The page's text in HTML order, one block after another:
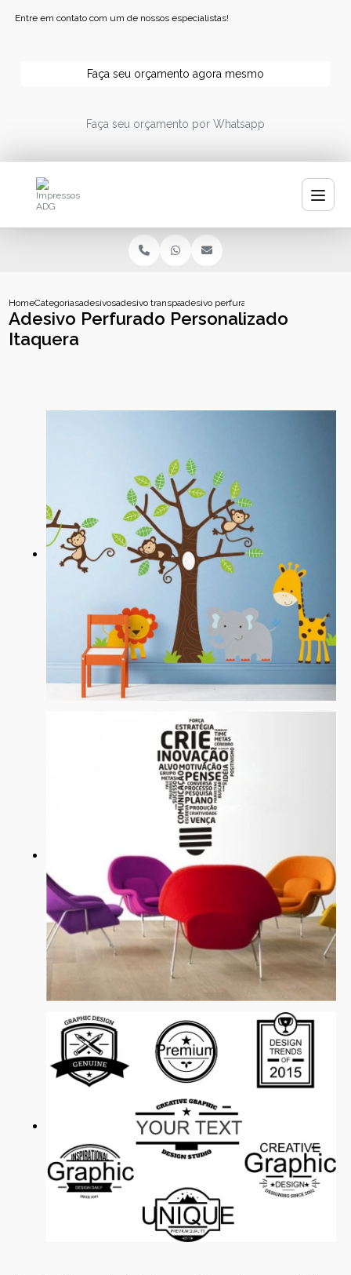
Entre em contato com um de nossos especialistas!
Faça seu orçamento agora mesmo
Faça seu orçamento por Whatsapp
HomeCategoriasadesivosadesivo transparente personalizado
adesivo perfurado personalizado
Adesivo Perfurado Personalizado
Itaquera